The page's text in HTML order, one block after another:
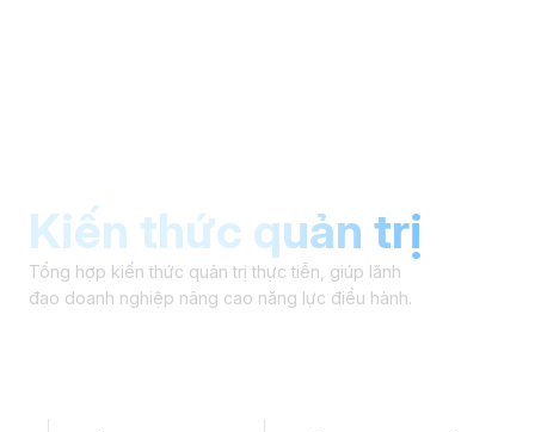
Kiến thức quản trị
Tổng hợp kiến thức quản trị thực tiễn, giúp lãnh
đạo doanh nghiệp nâng cao năng lực điều hành.